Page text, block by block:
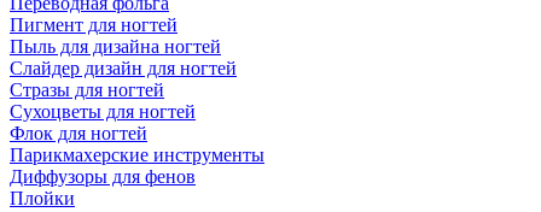
Пигмент для ногтей
Пыль для дизайна ногтей
Слайдер дизайн для ногтей
Стразы для ногтей
Сухоцветы для ногтей
Флок для ногтей
Парикмахерские инструменты
Диффузоры для фенов
Плойки